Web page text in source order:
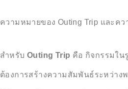
ความหมายของ Outing Trip และค
สำหรับ Outing Trip คือ กิจกรรมใน
ต้องการสร้างความสัมพันธ์ระหว่าง